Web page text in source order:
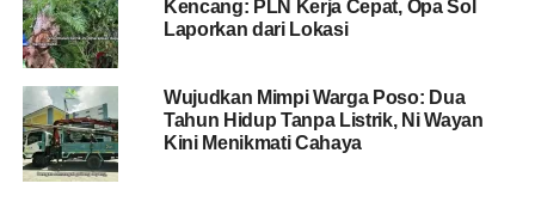
Kencang: PLN Kerja Cepat, Opa Sol
Laporkan dari Lokasi
Wujudkan Mimpi Warga Poso: Dua
Tahun Hidup Tanpa Listrik, Ni Wayan
Kini Menikmati Cahaya